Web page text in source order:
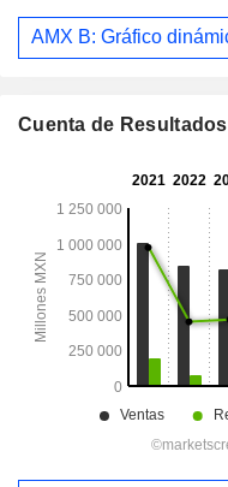
AMX B: Gráfico
Cuenta de